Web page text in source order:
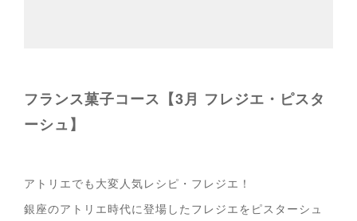
フランス菓子コース【3月 フレジエ・ピスタ
ーシュ】
アトリエでも大変人気レシピ・フレジエ！
銀座のアトリエ時代に登場したフレジエをピスターシュ